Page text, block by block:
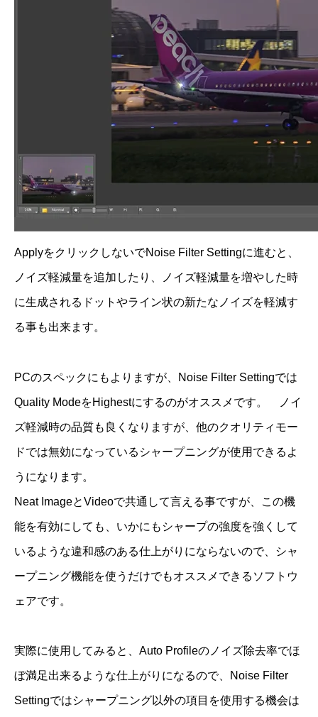
ApplyをクリックしないでNoise Filter Settingに進むと、
ノイズ軽減量を追加したり、ノイズ軽減量を増やした時
に生成されるドットやライン状の新たなノイズを軽減す
る事も出来ます。
PCのスペックにもよりますが、Noise Filter Settingでは
Quality ModeをHighestにするのがオススメです。 ノイ
ズ軽減時の品質も良くなりますが、他のクオリティモー
ドでは無効になっているシャープニングが使用できるよ
うになります。
Neat ImageとVideoで共通して言える事ですが、この機
能を有効にしても、いかにもシャープの強度を強くして
いるような違和感のある仕上がりにならないので、シャ
ープニング機能を使うだけでもオススメできるソフトウ
ェアです。
実際に使用してみると、Auto Profileのノイズ除去率でほ
ぼ満足出来るような仕上がりになるので、Noise Filter
Settingではシャープニング以外の項目を使用する機会は